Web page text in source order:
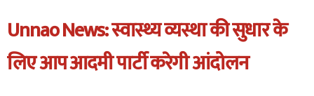
Unnao News: स्वास्थ्य व्यस्था की सुधार के
लिए आप आदमी पार्टी करेगी आंदोलन